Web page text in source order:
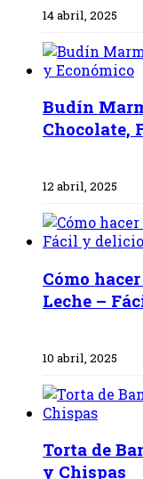
14 abril, 2025
Budín
Chocolate,
12 abril, 2025
Cómo
Leche –
10 abril, 2025
Torta de
y Chispas